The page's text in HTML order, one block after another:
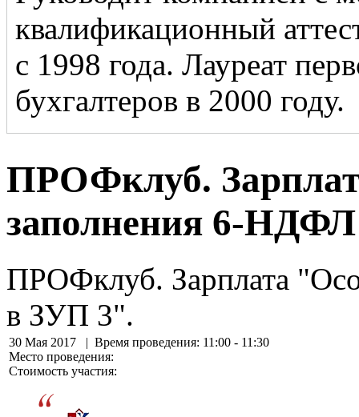
квалификационный
с 1998 года. Лауреат
бухгалтеров в 2000 году.
ПРОФклуб.
заполнения 6-
ПРОФклуб. Зарплата
в ЗУП 3".
30 Мая 2017
| Время проведения: 11:00 - 11:30
Место проведения:
Стоимость участия: